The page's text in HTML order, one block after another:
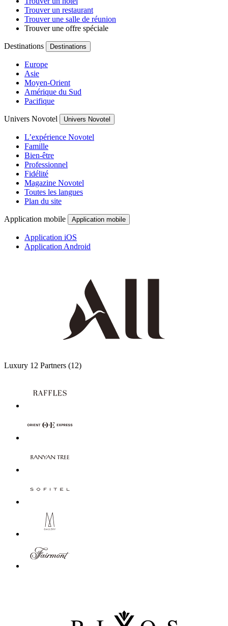
Trouver un restaurant
Trouver une salle de réunion
Trouver une offre spéciale
Destinations Destinations
Europe
Asie
Moyen-Orient
Amérique du Sud
Pacifique
Univers Novotel Univers Novotel
L’expérience Novotel
Famille
Bien-être
Professionnel
Fidélité
Magazine Novotel
Toutes les langues
Plan du site
Application mobile Application mobile
Application iOS
Application Android
Luxury 12 Partners (12)